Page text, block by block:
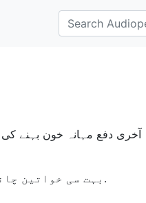
بہت سی خواتين چاند کی دس تاريخيں گزرتی ہویٔ گن کر بچے کی پيدائش کی تاريخ معلوم کرتی ہيں۔.